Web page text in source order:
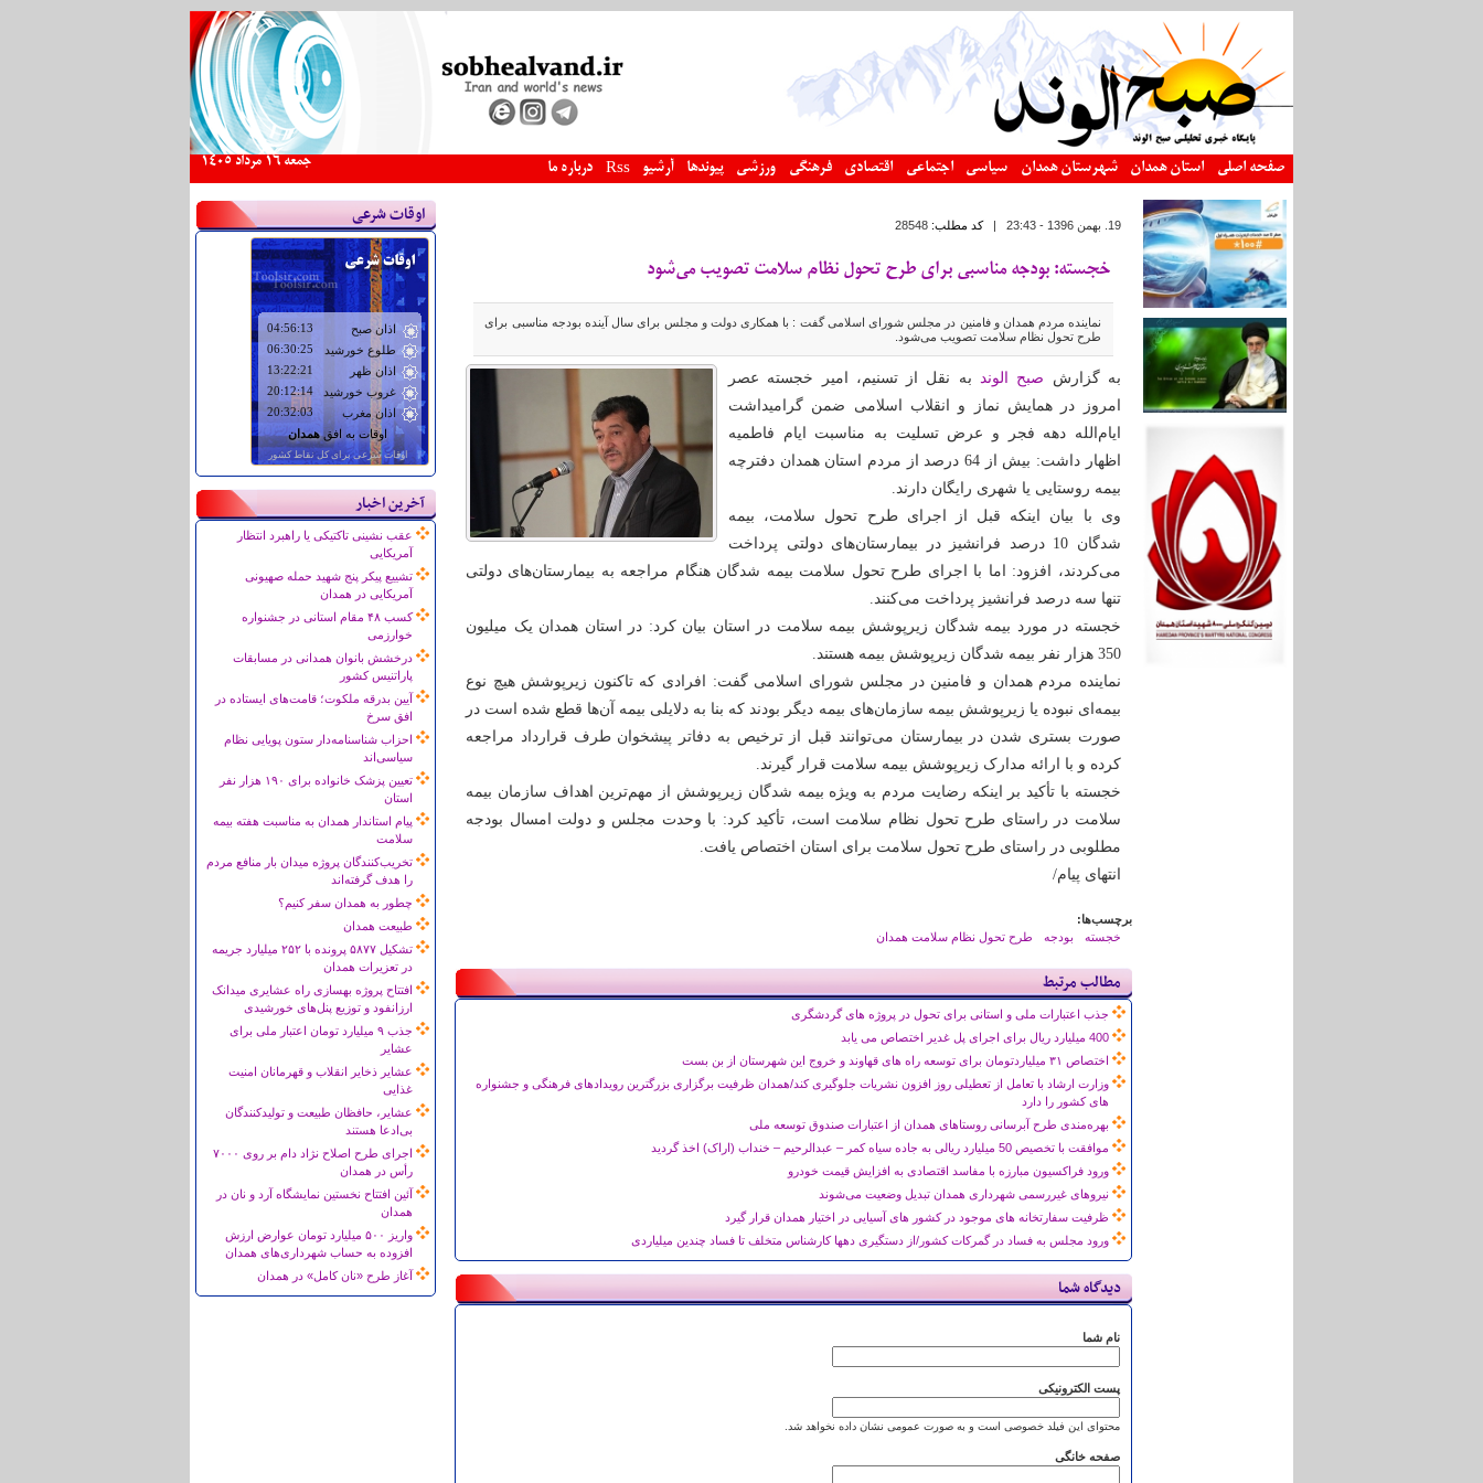
صفحه اصلی استان همدان شهرستان همدان سیاسی اجتماعی اقتصادی فرهنگی ورزشی پیوندها آرشیو Rss درباره ما جمعه 16 مرداد 1405
اوقات شرعی
آخرین اخبار
عقب نشینی تاکتیکی یا راهبرد انتظار
آمریکایی
تشییع پیکر پنج شهید حمله صهیونی
آمریکایی در همدان
کسب ۴۸ مقام استانی در جشنواره
خوارزمی
درخشش بانوان همدانی در مسابقات
پاراتنیس کشور
آیین بدرقه ملکوت؛ قامت‌های ایستاده در
افق سرخ
احزاب شناسنامه‌دار ستون پویایی نظام
سیاسی‌اند
تعیین پزشک خانواده برای ۱۹۰ هزار نفر
استان
پیام استاندار همدان به مناسبت هفته بیمه
سلامت
تخریب‌کنندگان پروژه میدان بار منافع مردم
را هدف گرفته‌اند
چطور به همدان سفر کنیم؟
طبیعت همدان
تشکیل ۵۸۷۷ پرونده با ۲۵۲ میلیارد جریمه
در تعزیرات همدان
افتتاح پروژه بهسازی راه عشایری میدانک
ارزانفود و توزیع پنل‌های خورشیدی
جذب ۹ میلیارد تومان اعتبار ملی برای
عشایر
عشایر ذخایر انقلاب و قهرمانان امنیت
غذایی
عشایر، حافظان طبیعت و تولیدکنندگان
بی‌ادعا هستند
اجرای طرح اصلاح نژاد دام بر روی ۷۰۰۰
رأس در همدان
آئین افتتاح نخستین نمایشگاه آرد و نان در
همدان
واریز ۵۰۰ میلیارد تومان عوارض ارزش
افزوده به حساب شهرداری‌های همدان
آغاز طرح «نان کامل» در همدان
19. بهمن 1396 - 23:43 |کد مطلب:28548
خجسته: بودجه مناسبی برای طرح تحول نظام سلامت ‌تصویب می‌شود‌
نماینده مردم همدان و فامنین در مجلس شورای اسلامی گفت : با همکاری دولت و مجلس برای سال آینده بودجه مناسبی برای
طرح تحول نظام سلامت تصویب می‌شود.
به گزارش صبح الوند
به نقل از تسنیم، امیر خجسته عصر
امروز در همایش نماز و انقلاب اسلامی ضمن گرامیداشت
ایام‌الله دهه فجر و عرض تسلیت به مناسبت ایام فاطمیه
اظهار داشت: بیش از 64 درصد از مردم استان همدان دفترچه
بیمه روستایی یا شهری رایگان دارند.
وی با بیان اینکه قبل از اجرای طرح تحول سلامت، بیمه
شدگان 10 درصد فرانشیز در بیمارستان‌های دولتی پرداخت
می‌کردند، افزود: اما با اجرای طرح تحول سلامت بیمه شدگان هنگام مراجعه به بیمارستان‌های دولتی
تنها سه درصد فرانشیز پرداخت می‌کنند.
خجسته در مورد بیمه شدگان زیرپوشش بیمه سلامت در استان بیان کرد: در استان همدان یک میلیون
350 هزار نفر بیمه شدگان زیرپوشش بیمه هستند.
نماینده مردم همدان و فامنین در مجلس شورای اسلامی گفت: افرادی که تاکنون زیرپوشش هیچ نوع
بیمه‌ای نبوده یا زیرپوشش بیمه سازمان‌های بیمه دیگر بودند که بنا به دلایلی بیمه آن‌ها قطع شده است در
صورت بستری شدن در بیمارستان می‌توانند قبل از ترخیص به دفاتر پیشخوان طرف قرارداد مراجعه
کرده و با ارائه مدارک زیرپوشش بیمه سلامت قرار گیرند.
خجسته با تأکید بر اینکه رضایت مردم به ویژه بیمه شدگان زیرپوشش از مهم‌ترین اهداف سازمان بیمه
سلامت در راستای طرح تحول نظام سلامت است، تأکید کرد: با وحدت مجلس و دولت امسال بودجه
مطلوبی در راستای طرح تحول سلامت برای استان اختصاص یافت.
انتهای پیام/
برچسب‌ها:
خجسته
بودجه طرح تحول نظام سلامت همدان
مطالب مرتبط
جذب اعتبارات ملی و استانی برای تحول در پروژه های گردشگری
400 میلیارد ریال برای اجرای پل غدیر اختصاص می یابد
اختصاص ۳۱ میلیاردتومان برای توسعه راه های قهاوند و خروج این شهرستان از بن بست
وزارت ارشاد با تعامل از تعطیلی روز افزون نشریات جلوگیری کند/همدان ظرفیت برگزاری بزرگترین رویدادهای فرهنگی و جشنواره
های کشور را دارد
بهره‌مندی طرح آبرسانی روستاهای همدان از اعتبارات صندوق توسعه ملی
موافقت با تخصیص 50 میلیارد ریالی به جاده سیاه کمر – عبدالرحیم – خنداب (اراک) اخذ گردید
ورود فراکسیون مبارزه با مفاسد اقتصادی به افزایش قیمت خودرو
نیروهای غیررسمی شهرداری همدان تبدیل وضعیت می‌شوند
ظرفیت سفارتخانه های موجود در کشور های آسیایی در اختیار همدان قرار گیرد
ورود مجلس به فساد در گمرکات کشور/از دستگیری دهها کارشناس متخلف تا فساد چندین میلیاردی
دیدگاه شما
نام شما
پست الکترونیکی
محتوای این فیلد خصوصی است و به صورت عمومی نشان داده نخواهد شد.
صفحه خانگی